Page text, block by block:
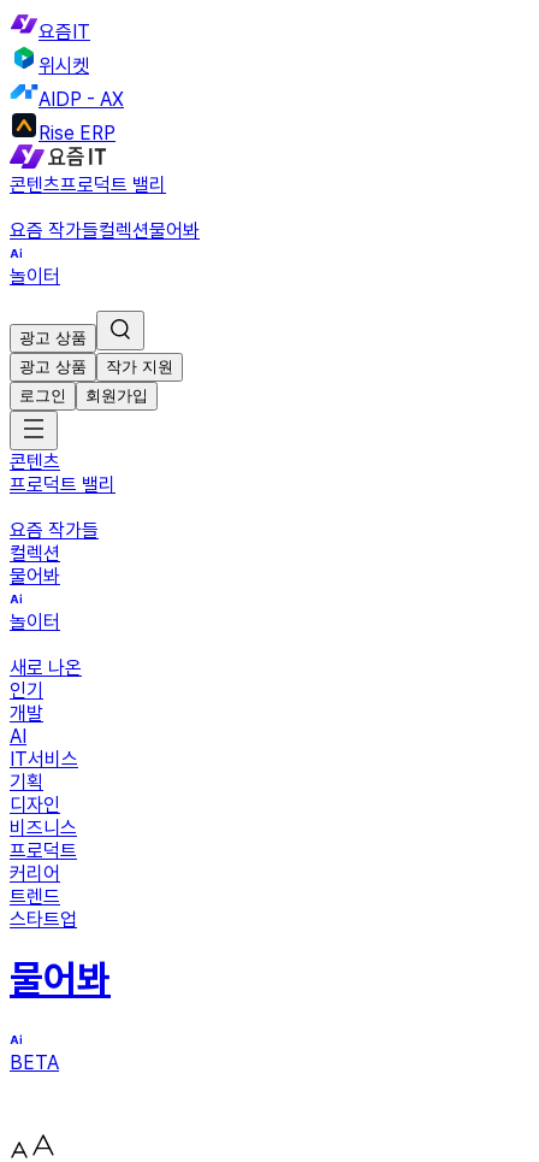
요즘IT
위시켓
AIDP - AX
Rise ERP
콘텐츠프로덕트 밸리
요즘 작가들컬렉션물어봐
놀이터
광고 상품
광고 상품
작가 지원
로그인
회원가입
콘텐츠
프로덕트 밸리
요즘 작가들
컬렉션
물어봐
놀이터
새로 나온
인기
개발
AI
IT서비스
기획
디자인
비즈니스
프로덕트
커리어
트렌드
스타트업
물어봐
BETA